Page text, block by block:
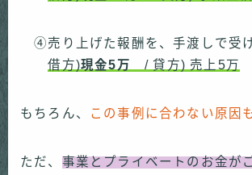
④売り上げた報酬を、手渡しで受
借方)現金5万 / 貸方) 売上5万
もちろん、 この事例に合わない原因
ただ、 事業とプライベートのお金が